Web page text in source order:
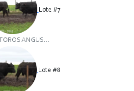
Lote #7
TOROS ANGUS...
Lote #8